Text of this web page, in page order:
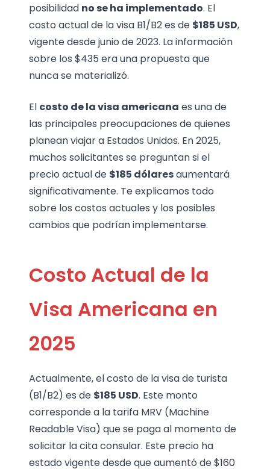
posibilidad no se ha implementado. El
costo actual de la visa B1/B2 es de $185 USD,
vigente desde junio de 2023. La información
sobre los $435 era una propuesta que
nunca se materializó.
El costo de la visa americana es una de
las principales preocupaciones de quienes
planean viajar a Estados Unidos. En 2025,
muchos solicitantes se preguntan si el
precio actual de $185 dólaresaumentará
significativamente. Te explicamos todo
sobre los costos actuales y los posibles
cambios que podrían implementarse.
Costo Actual de la
Visa Americana en
2025
Actualmente, el costo de la visa de turista
(B1/B2) es de $185 USD. Este monto
corresponde a la tarifa MRV (Machine
Readable Visa) que se paga al momento de
solicitar la cita consular. Este precio ha
estado vigente desde que aumentó de $160